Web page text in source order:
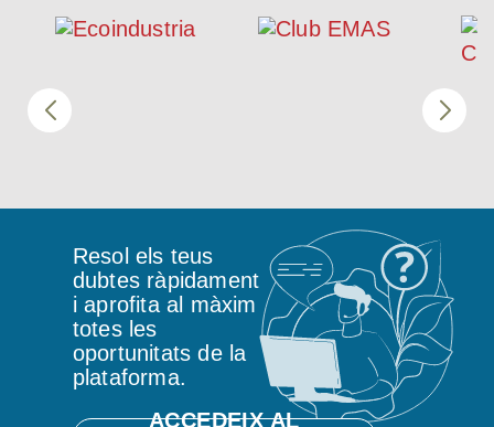
Resol els teus
dubtes ràpidament
i aprofita al màxim
totes les
oportunitats de la
plataforma.
ACCEDEIX AL